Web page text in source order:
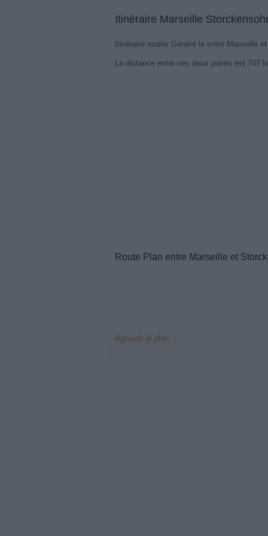
Itinéraire Marseille
Itinéraire routier Généré le entre Marseille
La distance entre ces deux points est 707
Route Plan entre Marseille et
Agrandir le plan
pour